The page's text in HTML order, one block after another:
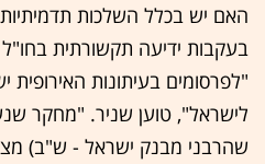
האם יש בכלל השלכות
בעקבות ידיעה תקשורתית
"לפרסומים בעיתונות
שהרבני מבנק ישראל - ש"ב)